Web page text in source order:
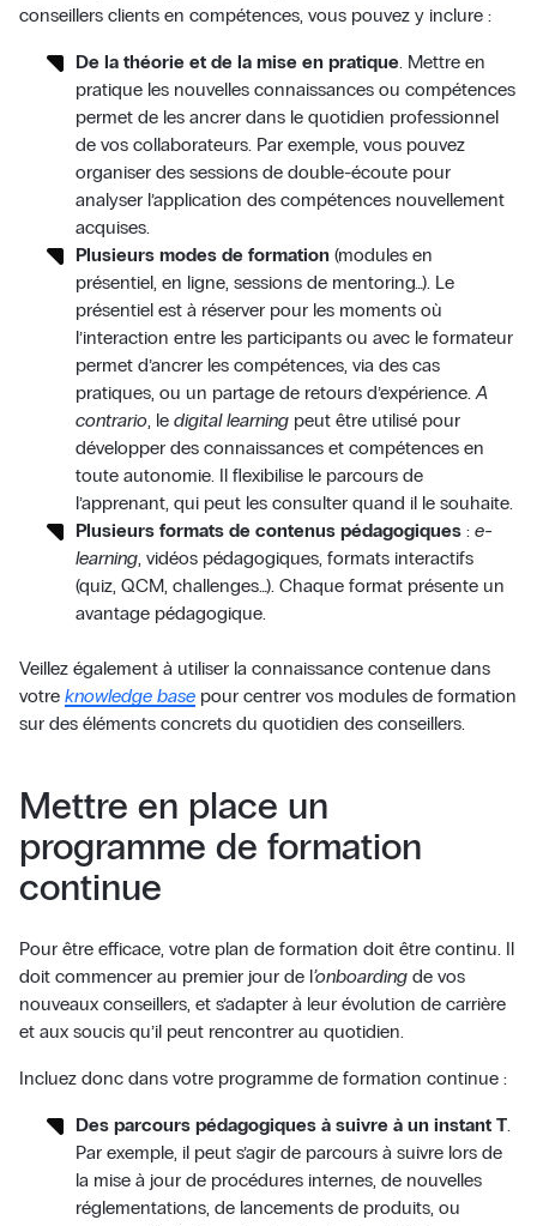
conseillers clients en compétences, vous pouvez y inclure :
De la théorie et de la mise en pratique. Mettre en
pratique les nouvelles connaissances ou compétences
permet de les ancrer dans le quotidien professionnel
de vos collaborateurs. Par exemple, vous pouvez
organiser des sessions de double-écoute pour
analyser l’application des compétences nouvellement
acquises.
Plusieurs modes de formation(modules en
présentiel, en ligne, sessions de mentoring…). Le
présentiel est à réserver pour les moments où
l’interaction entre les participants ou avec le formateur
permet d’ancrer les compétences, via des cas
pratiques, ou un partage de retours d’expérience. A
contrario, le digital learningpeut être utilisé pour
développer des connaissances et compétences en
toute autonomie. Il flexibilise le parcours de
l’apprenant, qui peut les consulter quand il le souhaite.
Plusieurs formats de contenus pédagogiques: e-
learning, vidéos pédagogiques, formats interactifs
(quiz, QCM, challenges…). Chaque format présente un
avantage pédagogique.
Veillez également à utiliser la connaissance contenue dans
votre knowledge basepour centrer vos modules de formation
sur des éléments concrets du quotidien des conseillers.
Mettre en place un
programme de formation
continue
Pour être efficace, votre plan de formation doit être continu. Il
doit commencer au premier jour de l’onboardingde vos
nouveaux conseillers, et s’adapter à leur évolution de carrière
et aux soucis qu’il peut rencontrer au quotidien.
Incluez donc dans votre programme de formation continue :
Des parcours pédagogiques à suivre à un instant T.
Par exemple, il peut s’agir de parcours à suivre lors de
la mise à jour de procédures internes, de nouvelles
réglementations, de lancements de produits, ou